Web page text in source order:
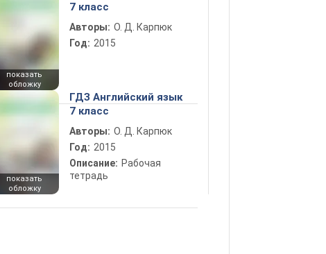
показать
обложку
7 класс
Авторы: О. Д. Карпюк
Год: 2015
показать
обложку
ГДЗ Английский язык
7 класс
Авторы: О. Д. Карпюк
Год: 2015
Описание: Рабочая
тетрадь